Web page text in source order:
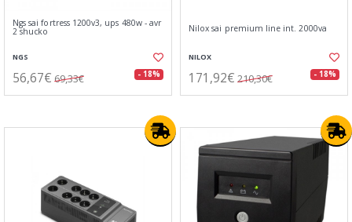
Ngs sai fortress 1200v3, ups 480w - avr
2 shucko
NGS
56,67€ 69,33€ - 18%
Nilox sai premium line int. 2000va
NILOX
171,92€ 210,30€ - 18%